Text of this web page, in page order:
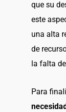
que su
este
una alta
de
la falta
Para